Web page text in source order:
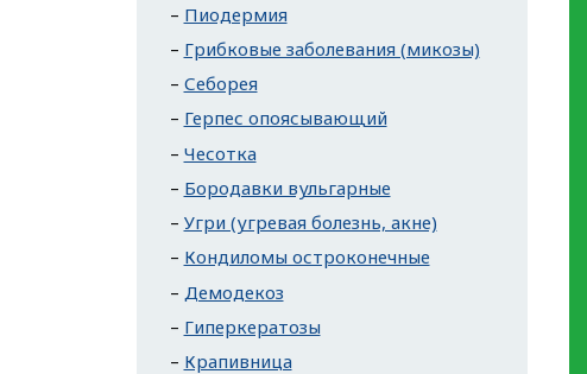
Пиодермия
Грибковые заболевания (микозы)
Себорея
Герпес опоясывающий
Чесотка
Бородавки вульгарные
Угри (угревая болезнь, акне)
Кондиломы остроконечные
Демодекоз
Гиперкератозы
Крапивница